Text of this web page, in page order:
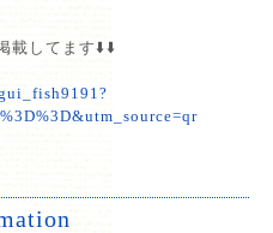
載してます⬇️⬇️